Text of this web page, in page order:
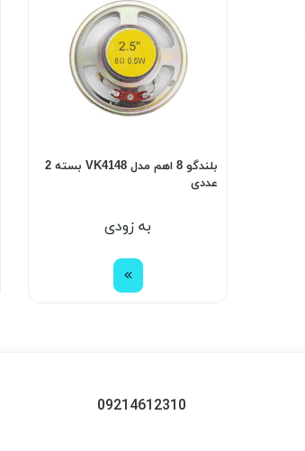
بلندگو 8 اهم مدل VK4148 بسته 2
عددی
به زودی
09214612310